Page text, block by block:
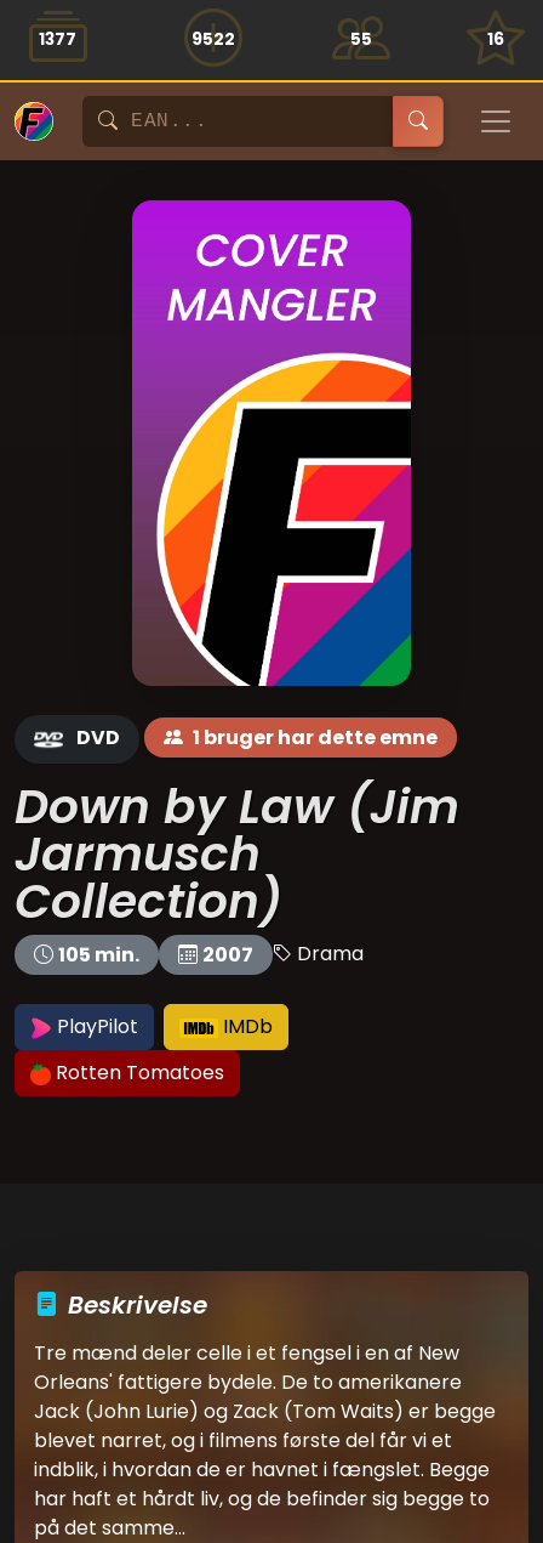
1377 9522 55 16
DVD 1 bruger har dette emne
Down by Law (Jim
Jarmusch
Collection)
105 min. 2007 Drama
PlayPilot
IMDb
Rotten Tomatoes
Beskrivelse
Tre mænd deler celle i et fengsel i en af New
Orleans' fattigere bydele. De to amerikanere
Jack (John Lurie) og Zack (Tom Waits) er begge
blevet narret, og i filmens første del får vi et
indblik, i hvordan de er havnet i fængslet. Begge
har haft et hårdt liv, og de befinder sig begge to
på det samme...